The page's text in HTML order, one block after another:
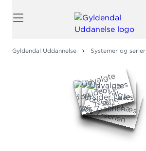
Gyldendal Uddannelse Systemer og serier